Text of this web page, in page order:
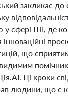
закликає до
сфері ШІ, де
інноваційні
що
Ці кроки
людини, що